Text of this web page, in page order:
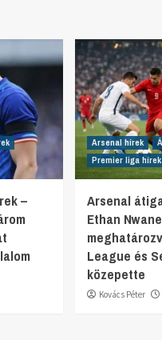
–
Arsenal hírek
Premier liga hírek
Arsenal
Ethan
League és
közepette
Kovács Péter